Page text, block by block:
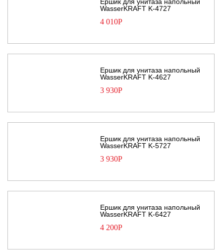
WasserKRAFT K-4727
4 010Р
Ершик для унитаза напольный
WasserKRAFT K-4627
3 930Р
Ершик для унитаза напольный
WasserKRAFT K-5727
3 930Р
Ершик для унитаза напольный
WasserKRAFT K-6427
4 200Р